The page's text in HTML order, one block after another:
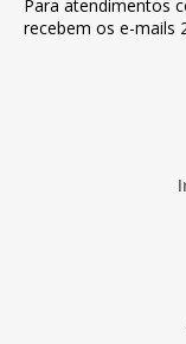
Para atendimentos
recebem os e-mails